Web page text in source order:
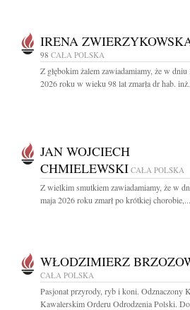
IRENA
98 CAŁA POLSKA
Z głębokim żalem zawiadamiamy, że w dniu
2026 roku w wieku 98 lat zmarła dr hab.
JAN WOJCIECH
CHMIELEWSKI CAŁA POLSKA
Z wielkim smutkiem zawiadamiamy, że w
maja 2026 roku zmarł po krótkiej chorobie,...
WŁODZIMIERZ
CAŁA POLSKA
Pasjonat przyrody, ryb i koni. Odznaczony
Kawalerskim Orderu Odrodzenia Polski.